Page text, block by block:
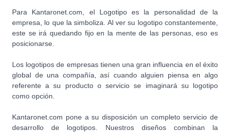
Para Kantaronet.com, el Logotipo es la personalidad de la
empresa, lo que la simboliza. Al ver su logotipo constantemente,
este se irá quedando fijo en la mente de las personas, eso es
posicionarse.
Los logotipos de empresas tienen una gran influencia en el éxito
global de una compañía, así cuando alguien piensa en algo
referente a su producto o servicio se imaginará su logotipo
como opción.
Kantaronet.com pone a su disposición un completo servicio de
desarrollo de logotipos. Nuestros diseños combinan la